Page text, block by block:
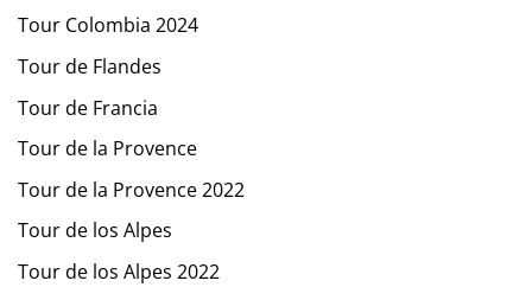
Tour Colombia 2024
Tour de Flandes
Tour de Francia
Tour de la Provence
Tour de la Provence 2022
Tour de los Alpes
Tour de los Alpes 2022